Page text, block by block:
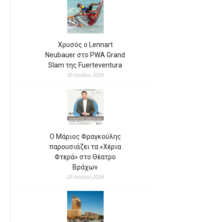
Χρυσός ο Lennart
Neubauer στο PWA Grand
Slam της Fuerteventura
30 Ιουλίου 2026
Ο Μάριος Φραγκούλης
παρουσιάζει τα «Χέρια
Φτερά» στο Θέατρο
Βράχων
29 Ιουλίου 2026